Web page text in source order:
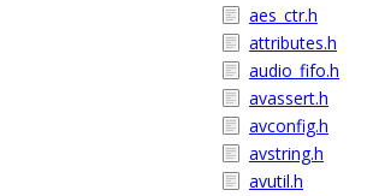
aes_ctr.h
attributes.h
audio_fifo.h
avassert.h
avconfig.h
avstring.h
avutil.h